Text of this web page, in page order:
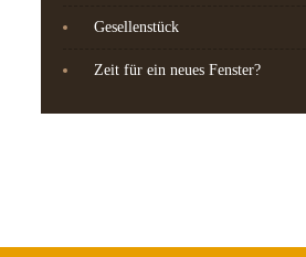
Gesellenstück
Zeit für ein neues Fenster?